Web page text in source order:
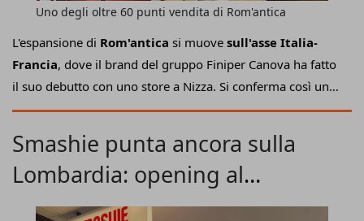
L'espansione di Rom'antica si muove sull'asse Italia-
Francia, dove il brand del gruppo Finiper Canova ha fatto
il suo debutto con uno store a Nizza. Si conferma così un
percorso di crescita che spinge l'acceleratore sul
ampliando ulteriormente unnetwork food retail che
ormai supera i 60 punti vendita totali.
Uno degli oltre 60 punti vendita di Rom'antica
Smashie punta ancora sulla
Lombardia: opening al
ChorusLife